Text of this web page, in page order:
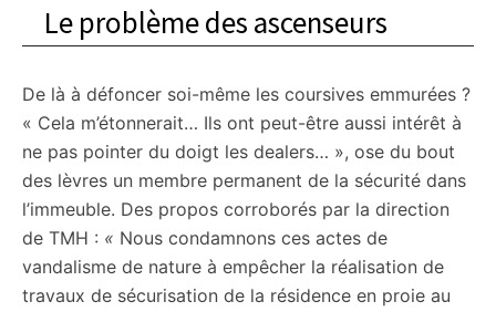
Le problème des ascenseurs
De là à défoncer soi-même les coursives emmurées ?
« Cela m’étonnerait… Ils ont peut-être aussi intérêt à
ne pas pointer du doigt les dealers… », ose du bout
des lèvres un membre permanent de la sécurité dans
l’immeuble. Des propos corroborés par la direction
de TMH : « Nous condamnons ces actes de
vandalisme de nature à empêcher la réalisation de
travaux de sécurisation de la résidence en proie au